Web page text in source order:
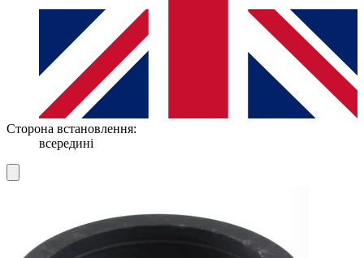
Сторона встановлення:
всередині